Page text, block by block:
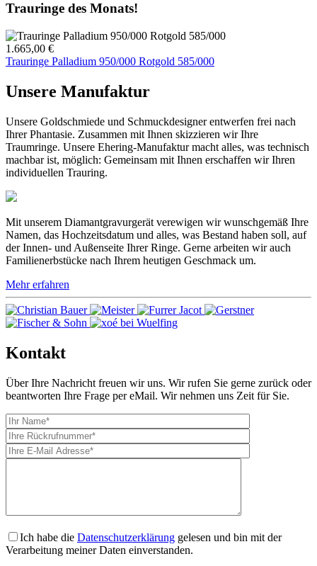
Trauringe des Monats!
1.665,00 €
Trauringe Palladium 950/000 Rotgold 585/000
Unsere Manufaktur
Unsere Goldschmiede und Schmuckdesigner entwerfen frei nach
Ihrer Phantasie. Zusammen mit Ihnen skizzieren wir Ihre
Traumringe. Unsere Ehering-Manufaktur macht alles, was technisch
machbar ist, möglich: Gemeinsam mit Ihnen erschaffen wir Ihren
individuellen Trauring.
Mit unserem Diamantgravurgerät verewigen wir wunschgemäß Ihre
Namen, das Hochzeitsdatum und alles, was Bestand haben soll, auf
der Innen- und Außenseite Ihrer Ringe. Gerne arbeiten wir auch
Familienerbstücke nach Ihrem heutigen Geschmack um.
Mehr erfahren
Kontakt
Über Ihre Nachricht freuen wir uns. Wir rufen Sie gerne zurück oder
beantworten Ihre Frage per eMail. Wir nehmen uns Zeit für Sie.
Ich habe die Datenschutzerklärung gelesen und bin mit der
Verarbeitung meiner Daten einverstanden.